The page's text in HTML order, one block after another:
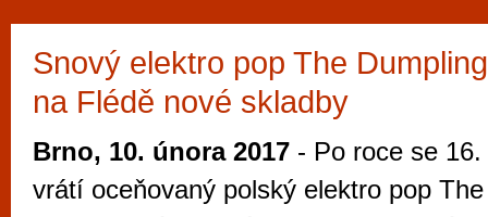
Snový elektro pop The
na Flédě nové skladby
Brno, 10. února 2017 - Po roce se
vrátí oceňovaný polský elektro pop
Průvodce
Brně: Od
Brno je
zajímavé